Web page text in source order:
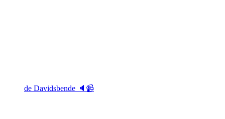
de Davidsbende 🔈📹